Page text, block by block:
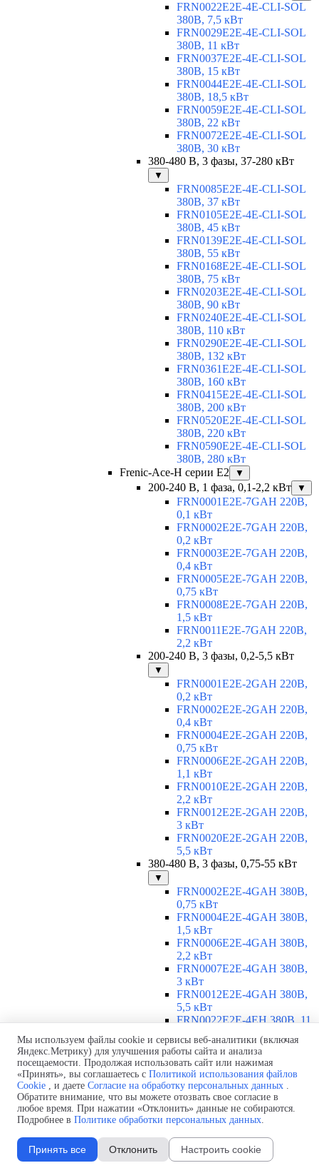
FRN0022E2E-4E-CLI-SOL
380В, 7,5 кВт
FRN0029E2E-4E-CLI-SOL
380В, 11 кВт
FRN0037E2E-4E-CLI-SOL
380В, 15 кВт
FRN0044E2E-4E-CLI-SOL
380В, 18,5 кВт
FRN0059E2E-4E-CLI-SOL
380В, 22 кВт
FRN0072E2E-4E-CLI-SOL
380В, 30 кВт
380-480 В, 3 фазы, 37-280 кВт
▼
FRN0085E2E-4E-CLI-SOL
380В, 37 кВт
FRN0105E2E-4E-CLI-SOL
380В, 45 кВт
FRN0139E2E-4E-CLI-SOL
380В, 55 кВт
FRN0168E2E-4E-CLI-SOL
380В, 75 кВт
FRN0203E2E-4E-CLI-SOL
380В, 90 кВт
FRN0240E2E-4E-CLI-SOL
380В, 110 кВт
FRN0290E2E-4E-CLI-SOL
380В, 132 кВт
FRN0361E2E-4E-CLI-SOL
380В, 160 кВт
FRN0415E2E-4E-CLI-SOL
380В, 200 кВт
FRN0520E2E-4E-CLI-SOL
380В, 220 кВт
FRN0590E2E-4E-CLI-SOL
380В, 280 кВт
Frenic-Ace-H серии E2
▼
200-240 В, 1 фаза, 0,1-2,2 кВт ▼
FRN0001E2E-7GAH 220В,
0,1 кВт
FRN0002E2E-7GAH 220В,
0,2 кВт
FRN0003E2E-7GAH 220В,
0,4 кВт
FRN0005E2E-7GAH 220В,
0,75 кВт
FRN0008E2E-7GAH 220В,
1,5 кВт
FRN0011E2E-7GAH 220В,
2,2 кВт
200-240 В, 3 фазы, 0,2-5,5 кВт
▼
FRN0001E2E-2GAH 220В,
0,2 кВт
FRN0002E2E-2GAH 220В,
0,4 кВт
FRN0004E2E-2GAH 220В,
0,75 кВт
FRN0006E2E-2GAH 220В,
1,1 кВт
FRN0010E2E-2GAH 220В,
2,2 кВт
FRN0012E2E-2GAH 220В,
3 кВт
FRN0020E2E-2GAH 220В,
5,5 кВт
380-480 В, 3 фазы, 0,75-55 кВт
▼
FRN0002E2E-4GAH 380В,
0,75 кВт
FRN0004E2E-4GAH 380В,
1,5 кВт
FRN0006E2E-4GAH 380В,
2,2 кВт
FRN0007E2E-4GAH 380В,
3 кВт
FRN0012E2E-4GAH 380В,
5,5 кВт
FRN0022E2E-4EH 380В, 11
FRN0029E2E-4EH 380В, 15
кВт
FRN0037E2E-4EH 380В,
18,5 кВт
FRN0044E2E-4EH 380В, 22
кВт
FRN0059E2E-4EH 380В, 30
кВт
FRN0072E2E-4EH 380В, 37
кВт
Мы используем файлы cookie и сервисы веб-аналитики (включая
Яндекс.Метрику) для улучшения работы сайта и анализа
посещаемости. Продолжая использовать сайт или нажимая
«Принять», вы соглашаетесь с Политикой использования файлов
Cookie , и даете Согласие на обработку персональных данных .
Обратите внимание, что вы можете отозвать свое согласие в
любое время. При нажатии «Отклонить» данные не собираются.
Подробнее в Политике обработки персональных данных.
Принять все Отклонить Настроить cookie